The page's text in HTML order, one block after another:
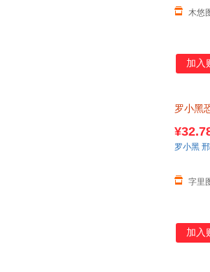
木悠
加入
罗小黑
字里
罗小黑
加入